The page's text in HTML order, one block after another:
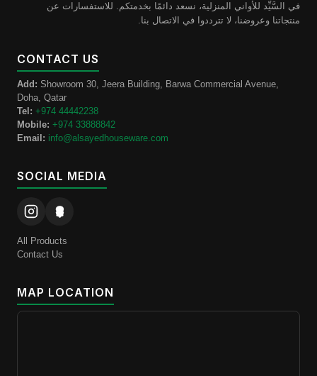
في السَّيِّد للأواني المنزلية، نسعد دائمًا بخدمتكم. للاستفسارات عن
منتجاتنا وعروضنا، لا تترددوا في الاتصال بنا.
CONTACT US
Add: Showroom 30, Jeera Building, Barwa Commercial Avenue,
Doha, Qatar
Tel: +974 44442238
Mobile: +974 33888842
Email: info@alsayedhouseware.com
SOCIAL MEDIA
All Products
Contact Us
MAP LOCATION